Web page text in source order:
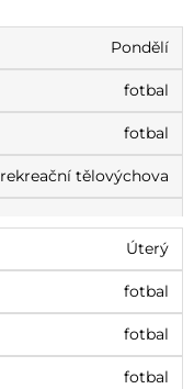
Pondělí
fotbal
fotbal
rekreační tělovýchova
Úterý
fotbal
fotbal
fotbal